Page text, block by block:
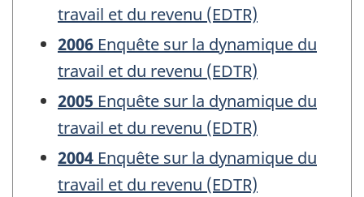
travail et du revenu (EDTR)
2006 Enquête sur la dynamique du
travail et du revenu (EDTR)
2005 Enquête sur la dynamique du
travail et du revenu (EDTR)
2004 Enquête sur la dynamique du
travail et du revenu (EDTR)